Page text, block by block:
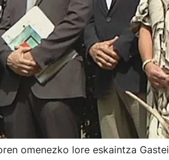
omenezko lore eskaintza